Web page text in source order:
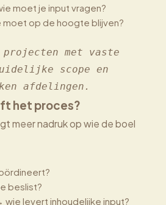
moet je input vragen?
op de hoogte blijven?
met vaste
scope en
afdelingen.
het proces?
meer nadruk op wie de boel
beslist?
levert inhoudelijke input?